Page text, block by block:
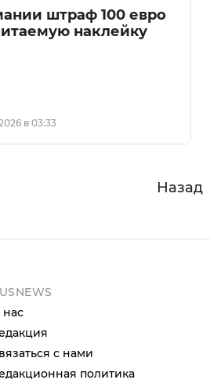
штраф 100 евро
наклейку
в 03:33
Назад
с нами
политика